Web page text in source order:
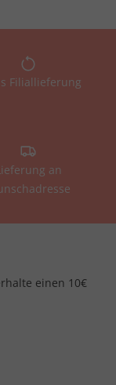
Filiallieferung
an
einen 10€